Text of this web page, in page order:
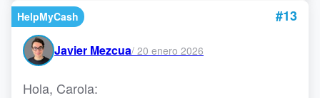
HelpMyCash #13
Javier Mezcua/ 20 enero 2026
Hola, Carola: